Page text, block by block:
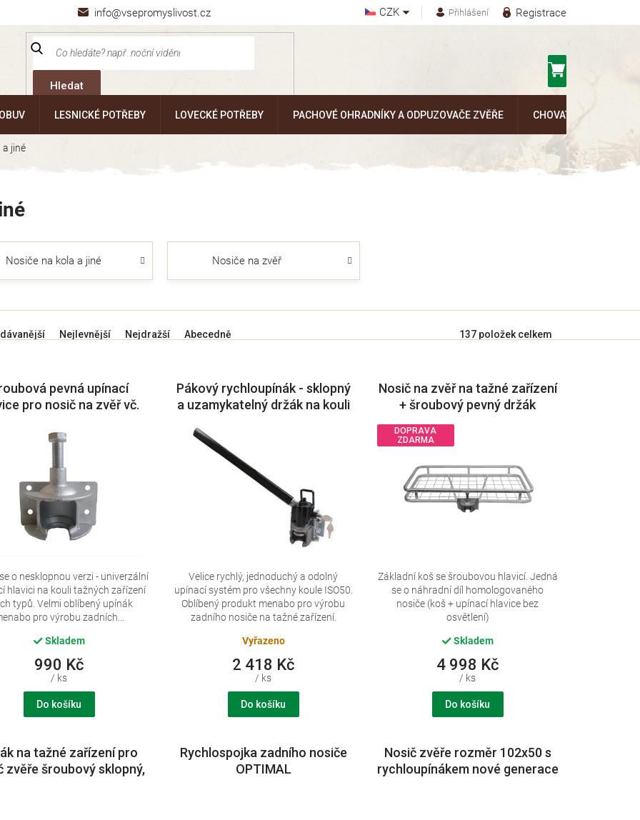
info@vsepromyslivost.cz CZK Registrace
Přihlášení
Hledat
LESNICKÉ POTŘEBY LOVECKÉ POTŘEBY PACHOVÉ OHRADNÍKY A ODPUZOVAČE ZVĚŘE CHOVATELSKÉ
a jiné
Nosiče na kola a jiné Nosiče na zvěř
Nejlevnější Nejdražší Abecedně 137 položek celkem
pevná upínací
pro nosič na zvěř vč.
Skladem
990 Kč
/ ks
Do košíku
o nesklopnou verzi - univerzální
hlavici na kouli tažných zařízení
typů. Velmi oblíbený upínák
pro výrobu zadních...
Pákový rychloupínák - sklopný
a uzamykatelný držák na kouli
Vyřazeno
2 418 Kč
/ ks
Do košíku
Velice rychlý, jednoduchý a odolný
upínací systém pro všechny koule ISO50.
Oblíbený produkt menabo pro výrobu
zadního nosiče na tažné zařízení.
DOPRAVA
ZDARMA
Nosič na zvěř na tažné zařízení
+ šroubový pevný držák
Skladem
4 998 Kč
/ ks
Do košíku
Základní koš se šroubovou hlavicí. Jedná
se o náhradní díl homologovaného
nosiče (koš + upínací hlavice bez
osvětlení)
na tažné zařízení pro
zvěře šroubový sklopný,
Rychlospojka zadního nosiče
OPTIMAL
Nosič zvěře rozměr 102x50 s
rychloupínákem nové generace